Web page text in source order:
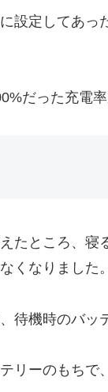
設定してあ
だった充電
たところ、
くなりました。
待機時のバッ
リーのもちで